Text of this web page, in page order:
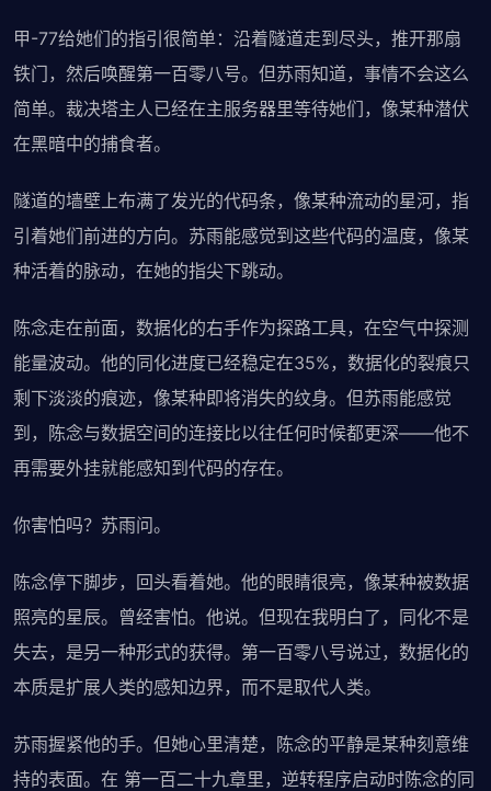
甲-77给她们的指引很简单：沿着隧道走到尽头，推开那扇
铁门，然后唤醒第一百零八号。但苏雨知道，事情不会这么
简单。裁决塔主人已经在主服务器里等待她们，像某种潜伏
在黑暗中的捕食者。
隧道的墙壁上布满了发光的代码条，像某种流动的星河，指
引着她们前进的方向。苏雨能感觉到这些代码的温度，像某
种活着的脉动，在她的指尖下跳动。
陈念走在前面，数据化的右手作为探路工具，在空气中探测
能量波动。他的同化进度已经稳定在35%，数据化的裂痕只
剩下淡淡的痕迹，像某种即将消失的纹身。但苏雨能感觉
到，陈念与数据空间的连接比以往任何时候都更深——他不
再需要外挂就能感知到代码的存在。
你害怕吗？苏雨问。
陈念停下脚步，回头看着她。他的眼睛很亮，像某种被数据
照亮的星辰。曾经害怕。他说。但现在我明白了，同化不是
失去，是另一种形式的获得。第一百零八号说过，数据化的
本质是扩展人类的感知边界，而不是取代人类。
苏雨握紧他的手。但她心里清楚，陈念的平静是某种刻意维
持的表面。在 第一百二十九章里，逆转程序启动时陈念的同